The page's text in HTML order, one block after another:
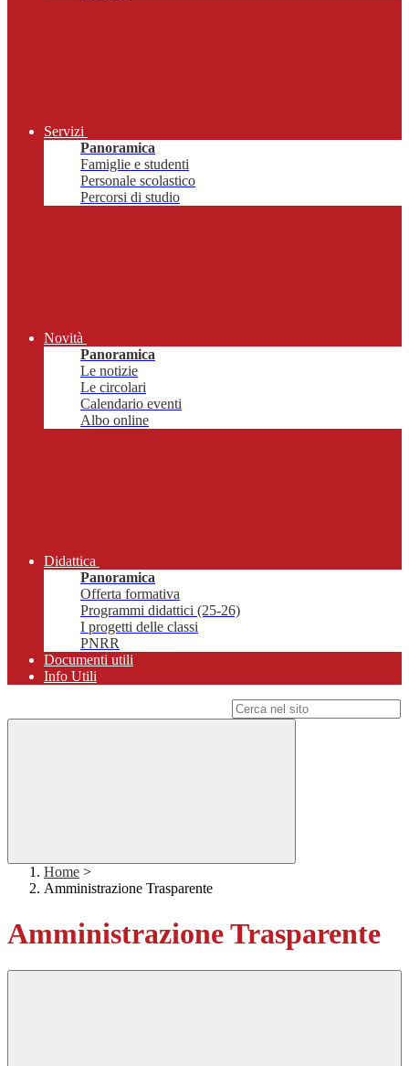
Servizi
Panoramica
Famiglie e studenti
Personale scolastico
Percorsi di studio
Novità
Panoramica
Le notizie
Le circolari
Calendario eventi
Albo online
Didattica
Panoramica
Offerta formativa
Programmi didattici (25-26)
I progetti delle classi
PNRR
Documenti utili
Info Utili
Home >
Amministrazione Trasparente
Amministrazione Trasparente